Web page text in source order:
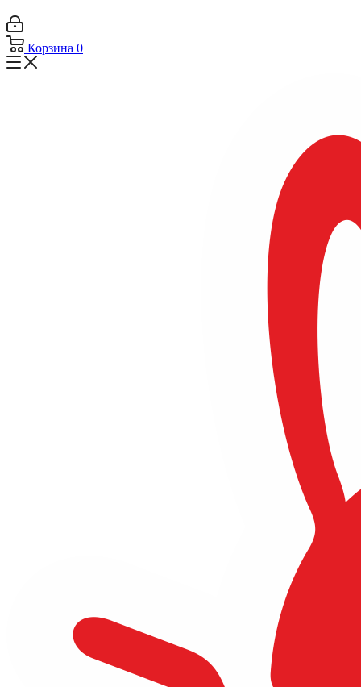
Корзина 0